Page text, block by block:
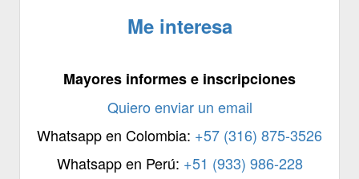
Me interesa
Mayores informes e inscripciones
Quiero enviar un email
Whatsapp en Colombia: +57 (316) 875-3526
Whatsapp en Perú: +51 (933) 986-228